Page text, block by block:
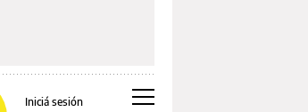
Iniciá sesión